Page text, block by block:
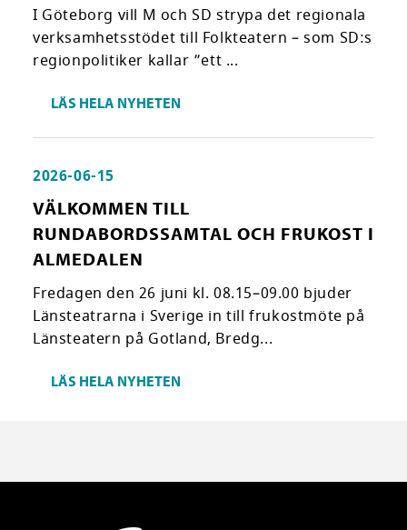
I Göteborg vill M och SD strypa det regionala
verksamhetsstödet till Folkteatern – som SD:s
regionpolitiker kallar ”ett ...
LÄS HELA NYHETEN
2026-06-15
VÄLKOMMEN TILL
RUNDABORDSSAMTAL OCH FRUKOST I
ALMEDALEN
Fredagen den 26 juni kl. 08.15–09.00 bjuder
Länsteatrarna i Sverige in till frukostmöte på
Länsteatern på Gotland, Bredg...
LÄS HELA NYHETEN